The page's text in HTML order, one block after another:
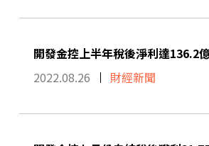
開發金控上半年稅後淨利達136.2
2022.08.26
財經新聞